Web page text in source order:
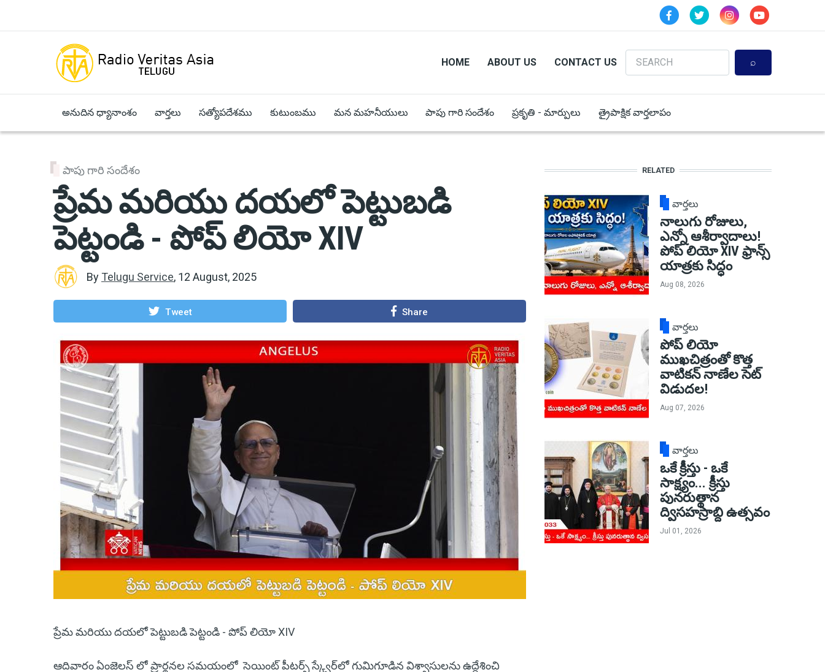
HOME ABOUT US CONTACT US
Search
అనుదిన ధ్యానాంశం వార్తలు సత్యోపదేశము కుటుంబము మన మహనీయులు పాపు గారి సందేశం ప్రకృతి - మార్పులు త్రైపాక్షిక వార్తలాపం
పాపు గారి సందేశం
ప్రేమ మరియు దయలో పెట్టుబడి
పెట్టండి - పోప్ లియో XIV
By Telugu Service, 12 August, 2025
Tweet Share
ప్రేమ మరియు దయలో పెట్టుబడి పెట్టండి - పోప్ లియో XIV
ఆదివారం ఏంజెలస్ లో ప్రార్థనల సమయంలో సెయింట్ పీటర్స్ స్క్వేర్‌లో గుమిగూడిన విశ్వాసులను ఉద్దేశించి
RELATED
వార్తలు
నాలుగు రోజులు,
ఎన్నో ఆశీర్వాదాలు!
పోప్ లియో XIV ఫ్రాన్స్
యాత్రకు సిద్ధం
Aug 08, 2026
వార్తలు
పోప్ లియో
ముఖచిత్రంతో కొత్త
వాటికన్ నాణేల సెట్
విడుదల!
Aug 07, 2026
వార్తలు
ఒకే క్రీస్తు - ఒకే
సాక్ష్యం... క్రీస్తు
పునరుత్థాన
ద్విసహస్రాబ్ది ఉత్సవం
Jul 01, 2026